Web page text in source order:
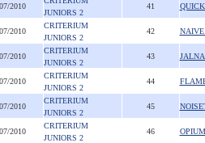
2010
JUNIORS 2
41
2010
CRITERIUM
JUNIORS 2
42 NAIVE
2010
CRITERIUM
JUNIORS 2
43
2010
CRITERIUM
JUNIORS 2
44
2010
CRITERIUM
JUNIORS 2
45
2010
CRITERIUM
JUNIORS 2
46